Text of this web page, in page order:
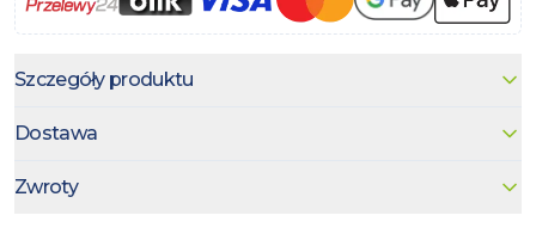
Szczegóły produktu
Dostawa
Zwroty